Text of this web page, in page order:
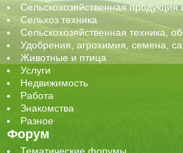
Сельскохозяйственная продукция
Сельхоз техника
Сельскохозяйственная техника,
Удобрения, агрохимия, семена,
Животные и птица
Услуги
Недвижимость
Работа
Знакомства
Разное
Форум
Тематические форумы